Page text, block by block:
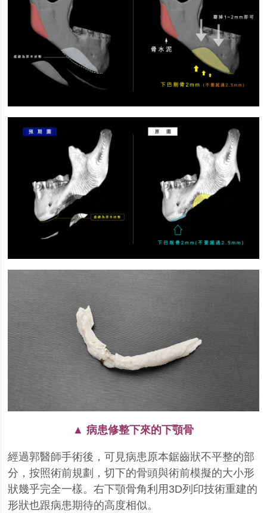
▲ 病患修整下來的下顎骨
經過郭醫師手術後，可見病患原本鋸齒狀不平整的部
分，按照術前規劃，切下的骨頭與術前模擬的大小形
狀幾乎完全一樣。右下顎骨角利用3D列印技術重建的
形狀也跟病患期待的高度相似。